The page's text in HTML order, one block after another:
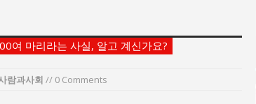
:
:지방의회 공약은 ‘빛 좋은 개살구’인가?
:“7월 1일 의장 선출은 ‘위법’이다”
:“엄마의 절박함과 ‘실무형 정치인’으로 생활정치 실현”
여 마리라는 사실, 알고 계신가요?
람과사회 // 0 Comments